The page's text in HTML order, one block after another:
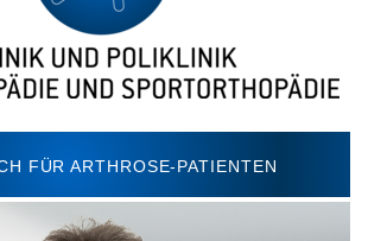
FÜR ARTHROSE-PATIENTEN